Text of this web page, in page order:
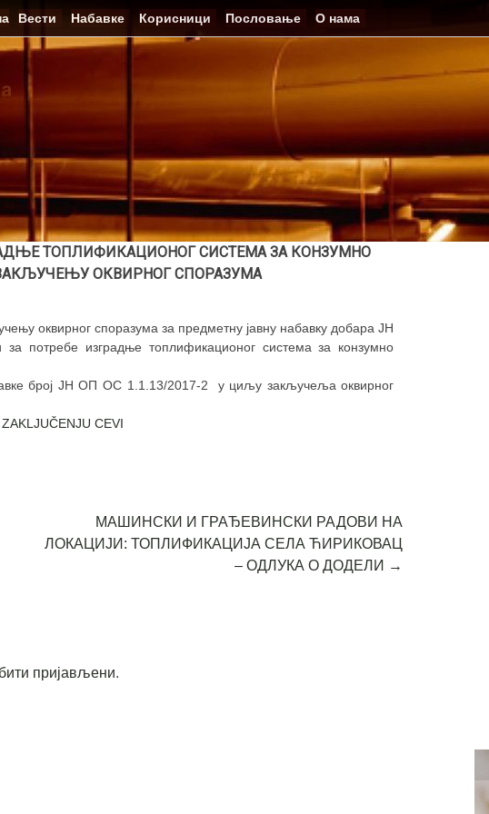
Вести Набавке Корисници Пословање О нама
ТОПЛИФИКАЦИОНОГ СИСТЕМА ЗА КОНЗУМНО
ОКВИРНОГ СПОРАЗУМА
оквирног споразума за предметну јавну набавку добара ЈН
потребе изградње топлификационог система за конзумно
број ЈН ОП ОС 1.1.13/2017-2 у циљу закључеља оквирног
CEVI
МАШИНСКИ И ГРАЂЕВИНСКИ РАДОВИ НА
ЛОКАЦИЈИ: ТОПЛИФИКАЦИЈА СЕЛА ЋИРИКОВАЦ
– ОДЛУКА О ДОДЕЛИ →
бити пријављени.